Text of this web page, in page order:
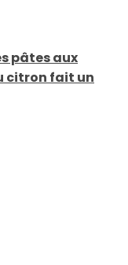
pâtes aux
citron fait un